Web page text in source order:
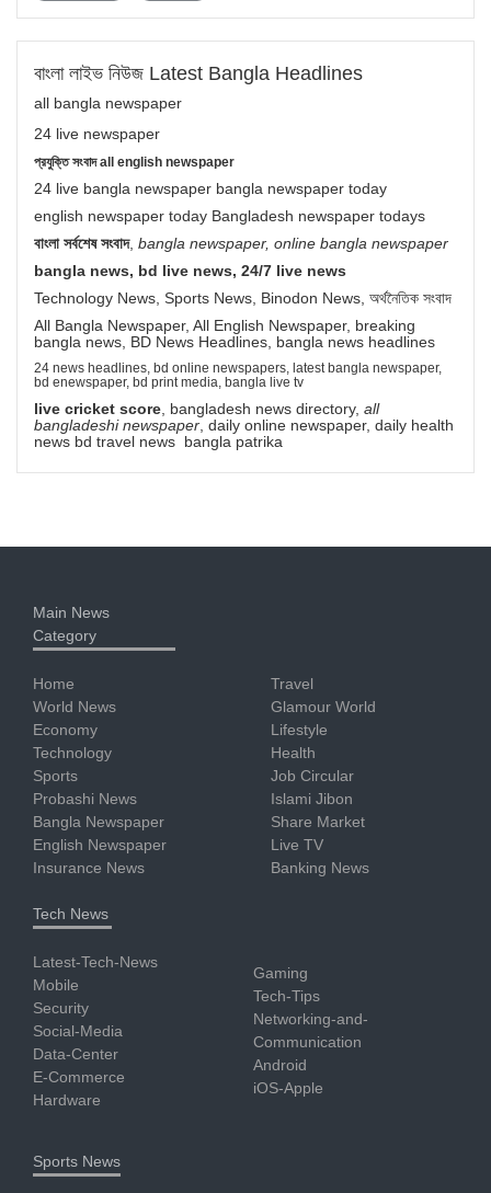
বাংলা লাইভ নিউজ Latest Bangla Headlines
all bangla newspaper
24 live newspaper
প্রযুক্তি সংবাদ all english newspaper
24 live bangla newspaper bangla newspaper today
english newspaper today Bangladesh newspaper todays
বাংলা সর্বশেষ সংবাদ, bangla newspaper, online bangla newspaper
bangla news, bd live news, 24/7 live news
Technology News, Sports News, Binodon News, অর্থনৈতিক সংবাদ
All Bangla Newspaper, All English Newspaper, breaking
bangla news, BD News Headlines, bangla news headlines
24 news headlines, bd online newspapers, latest bangla newspaper,
bd enewspaper, bd print media, bangla live tv
live cricket score , bangladesh news directory, all
bangladeshi newspaper , daily online newspaper, daily health
news bd travel news bangla patrika
Main News
Category
Home
World News
Economy
Technology
Sports
Probashi News
Bangla Newspaper
English Newspaper
Insurance News
Travel
Glamour World
Lifestyle
Health
Job Circular
Islami Jibon
Share Market
Live TV
Banking News
Tech News
Latest-Tech-News
Mobile
Security
Social-Media
Data-Center
E-Commerce
Hardware
Gaming
Tech-Tips
Networking-and-
Communication
Android
iOS-Apple
Sports News